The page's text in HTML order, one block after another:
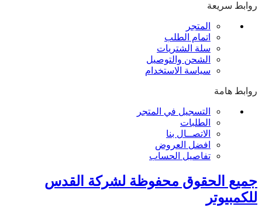
روابط سريعة
المتجر
اتمام الطلب
سلة الشتريات
الشحن والتوصيل
سياسة الاستخدام
روابط هامة
التسجيل في المتجر
الطلبات
الاتصــال بنا
افضل العروض
تفاصيل الحساب
جميع الحقوق محفوظة لشركة القدس
للكمبيوتر